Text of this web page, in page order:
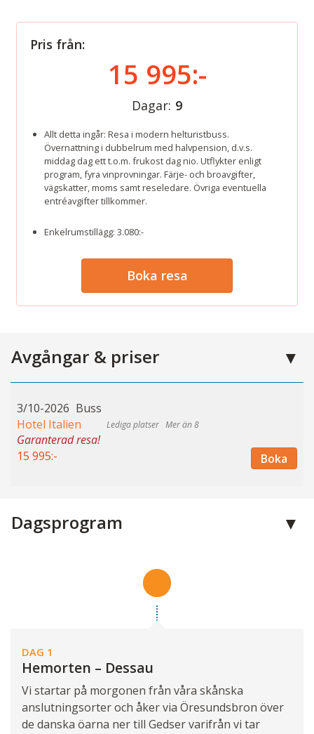
Pris från:
15 995:-
Dagar: 9
Allt detta ingår: Resa i modern helturistbuss.
Övernattning i dubbelrum med halvpension, d.v.s.
middag dag ett t.o.m. frukost dag nio. Utflykter enligt
program, fyra vinprovningar. Färje- och broavgifter,
vägskatter, moms samt reseledare. Övriga eventuella
entréavgifter tillkommer.
Enkelrumstillägg: 3.080:-
Boka resa
Avgångar & priser
3/10-2026 Buss
Hotel Italien
Garanterad resa!
Mer än 8
15 995:- Boka
Dagsprogram
DAG 1
Hemorten – Dessau
Vi startar på morgonen från våra skånska
anslutningsorter och åker via Öresundsbron över
de danska öarna ner till Gedser varifrån vi tar